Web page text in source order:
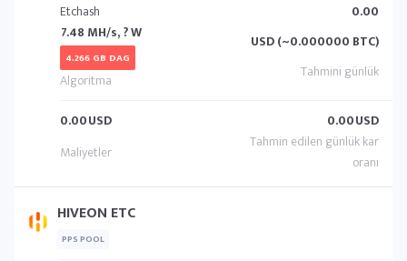
Etchash
7.48 MH/s, ? W
4.266 GB DAG
0.00
USD (~0.000000 BTC)
0.00USD 0.00USD
HIVEON ETC
PPS POOL